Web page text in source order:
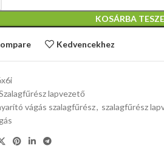
KOSÁRBA
Kedvencekhez
lapvezető
vágás szalagfűrész, szalagfűrész